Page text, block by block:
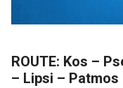
ROUTE: Kos –
– Lipsi –